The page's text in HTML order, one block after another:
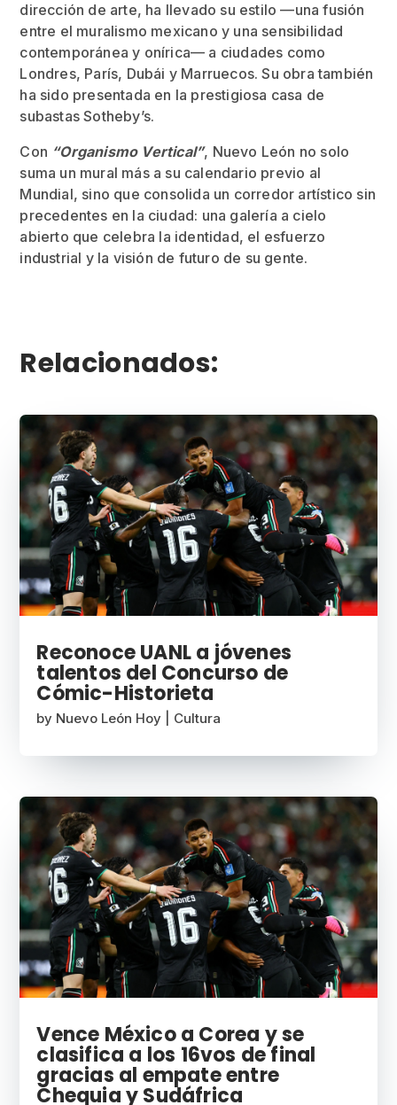
dirección de arte, ha llevado su estilo —una fusión
entre el muralismo mexicano y una sensibilidad
contemporánea y onírica— a ciudades como
Londres, París, Dubái y Marruecos. Su obra también
ha sido presentada en la prestigiosa casa de
subastas Sotheby’s.
Con “Organismo Vertical”, Nuevo León no solo
suma un mural más a su calendario previo al
Mundial, sino que consolida un corredor artístico sin
precedentes en la ciudad: una galería a cielo
abierto que celebra la identidad, el esfuerzo
industrial y la visión de futuro de su gente.
Relacionados:
Reconoce UANL a jóvenes
talentos del Concurso de
Cómic-Historieta
by Nuevo León Hoy Cultura
Vence México a Corea y se
clasifica a los 16vos de final
gracias al empate entre
Chequia y Sudáfrica